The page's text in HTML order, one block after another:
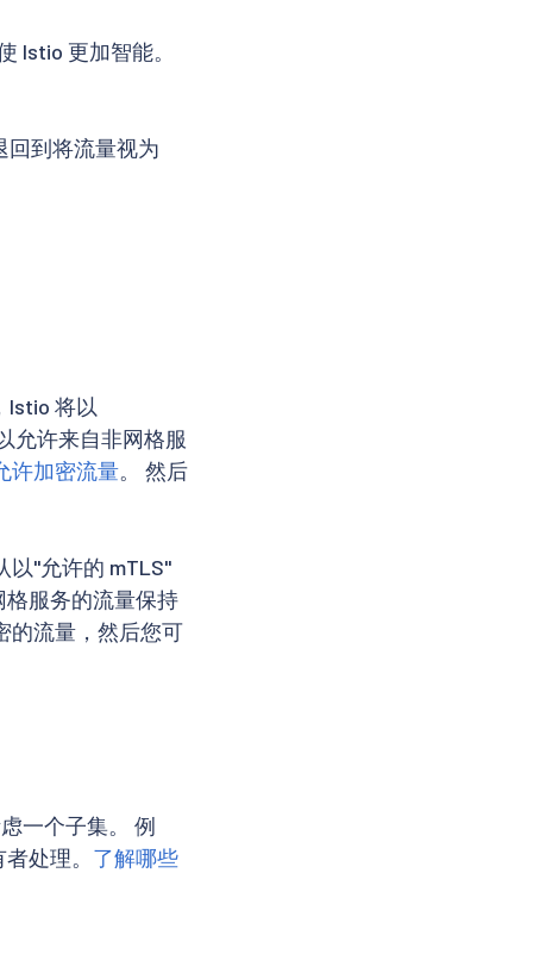
Istio 更加智能。
回到将流量视为
Istio 将以
允许来自非网格服
许加密流量。 然后
以"允许的 mTLS"
服务的流量保持
的流量，然后您可
一个子集。 例
处理。 了解哪些